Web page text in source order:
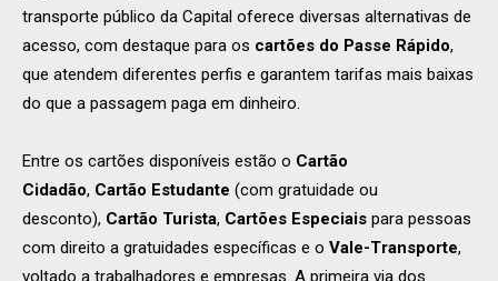
transporte público da Capital oferece diversas alternativas de
acesso, com destaque para os cartões do Passe Rápido,
que atendem diferentes perfis e garantem tarifas mais baixas
do que a passagem paga em dinheiro.
Entre os cartões disponíveis estão o Cartão
Cidadão, Cartão Estudante (com gratuidade ou
desconto), Cartão Turista, Cartões Especiais para pessoas
com direito a gratuidades específicas e o Vale-Transporte,
voltado a trabalhadores e empresas. A primeira via dos